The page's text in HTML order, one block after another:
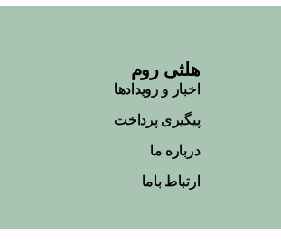
هلثی روم
اخبار و رویداد‌ها
پیگیری پرداخت
درباره ما
ارتباط باما